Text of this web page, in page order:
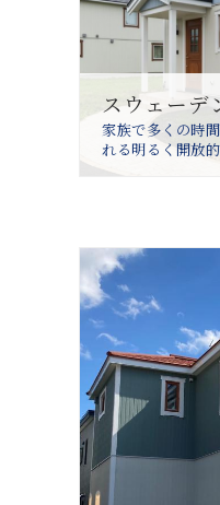
家族で多くの時
れる明るく開放